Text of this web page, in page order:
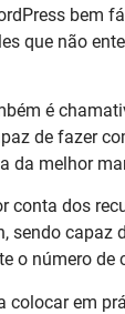
bem
que não
é
de fazer
da melhor
conta dos
sendo capaz
o número de
colocar em